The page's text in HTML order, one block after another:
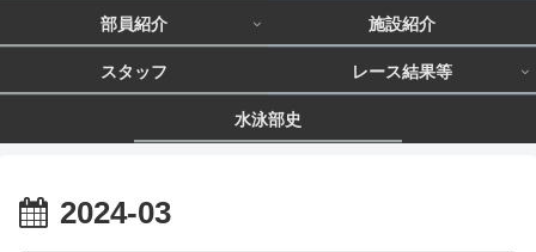
部員紹介 施設紹介
スタッフ レース結果等
水泳部史
2024-03